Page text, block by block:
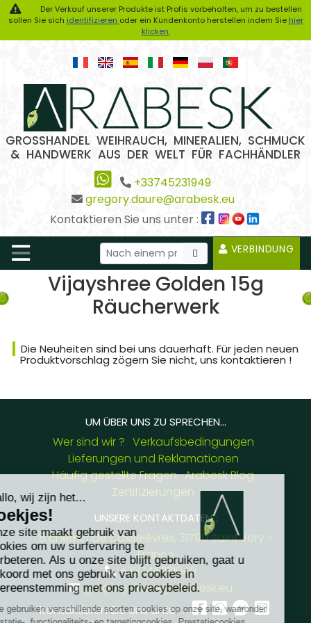
Der Verkauf unserer Produkte ist Profis vorbehalten, um zu bestellen
sollen Sie sich identifizieren oder ein Kundenkonto herstellen indem Sie hier
klicken.
GROSSHANDEL WEIHRAUCH, MINERALIEN, SCHMUCK
& HANDWERK AUS DER WELT FÜR FACHHÄNDLER
+33745231949
gregory.daure@arabesk.eu
Kontaktieren Sie uns unter :
VERBINDUNG
Vijayshree Golden 15g
Räucherwerk
Die Neuheiten sind bei uns dauerhaft. Für jeden neuen
Produktvorschlag zögern Sie nicht, uns kontaktieren !
UM ÜBER UNS ZU SPRECHEN...
Wer sind wir ? Verkaufsbedingungen
Lieferungen und Reklamationen
Häufig gestellte Fragen Arabesk Blog
Zertifizierungen
UNSERE KONTAKTDATEN :
8 chemin de Casselèvres, 31790 Saint Jory -
France
+33745231949
gregory.daure@arabesk.eu
Kontaktieren Sie uns unter :